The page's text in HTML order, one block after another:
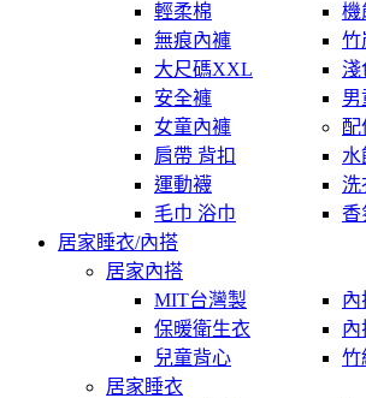
輕柔棉
機
無痕內褲
竹
大尺碼XXL
淺
安全褲
男
女童內褲
配
肩帶 背扣
水
運動襪
洗
毛巾 浴巾
香
居家睡衣/內搭
居家內搭
MIT台灣製
內
保暖衛生衣
內
兒童背心
竹
居家睡衣